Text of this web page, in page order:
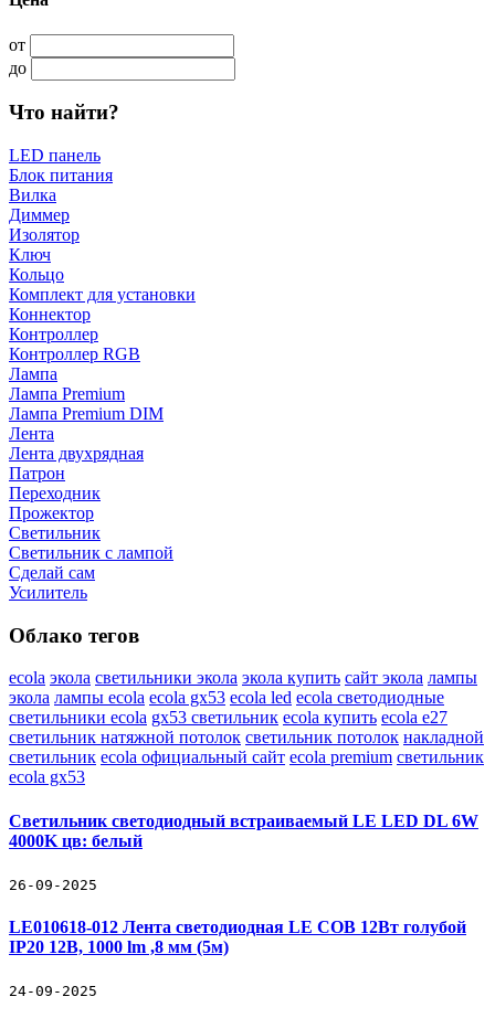
от
до
Что найти?
LED панель
Блок питания
Вилка
Диммер
Изолятор
Ключ
Кольцо
Комплект для установки
Коннектор
Контроллер
Контроллер RGB
Лампа
Лампа Premium
Лампа Premium DIM
Лента
Лента двухрядная
Патрон
Переходник
Прожектор
Светильник
Светильник c лампой
Сделай сам
Усилитель
Облако тегов
ecola экола светильники экола экола купить сайт экола лампы
экола лампы ecola ecola gx53 ecola led ecola светодиодные
светильники ecola gx53 светильник ecola купить ecola e27
светильник натяжной потолок светильник потолок накладной
светильник ecola официальный сайт ecola premium светильник
ecola gx53
Светильник светодиодный встраиваемый LE LED DL 6W
4000K цв: белый
26-09-2025
LE010618-012 Лента светодиодная LE COB 12Вт голубой
IP20 12В, 1000 lm ,8 мм (5м)
24-09-2025